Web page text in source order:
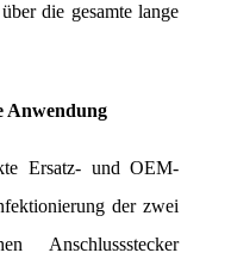
die gesamte lange
Anwendung
Ersatz- und OEM-
der zwei
Anschlussstecker